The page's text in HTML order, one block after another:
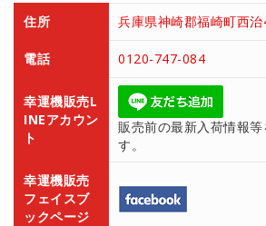
住所
兵庫県神崎郡福崎町西
電話 0120-747-084
幸運機販売L
INEアカウン
ト
販売前の最新入荷情報
す。
幸運機販売
フェイスブ
ックページ